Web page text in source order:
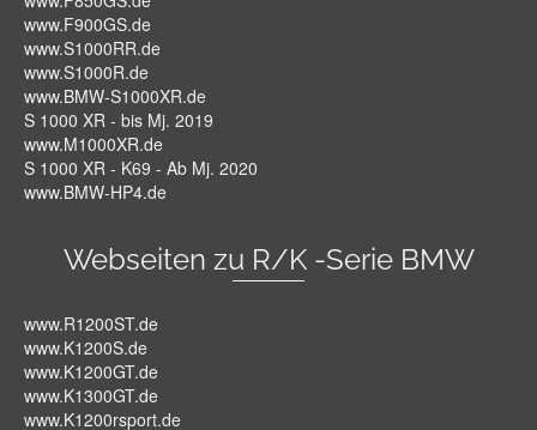
www.F900GS.de
www.S1000RR.de
www.S1000R.de
www.BMW-S1000XR.de
S 1000 XR - bis Mj. 2019
www.M1000XR.de
S 1000 XR - K69 - Ab Mj. 2020
www.BMW-HP4.de
Webseiten zu R/K -Serie BMW
www.R1200ST.de
www.K1200S.de
www.K1200GT.de
www.K1300GT.de
www.K1200rsport.de